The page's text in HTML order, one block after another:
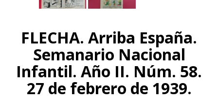
FLECHA. Arriba España.
Semanario Nacional
Infantil. Año II. Núm. 58.
27 de febrero de 1939.